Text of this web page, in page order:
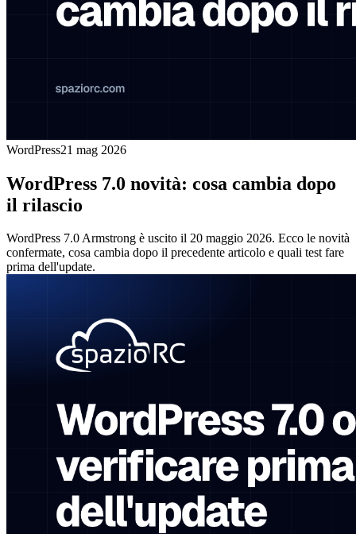
WordPress21 mag 2026
WordPress 7.0 novità: cosa cambia dopo
il rilascio
WordPress 7.0 Armstrong è uscito il 20 maggio 2026. Ecco le novità
confermate, cosa cambia dopo il precedente articolo e quali test fare
prima dell'update.